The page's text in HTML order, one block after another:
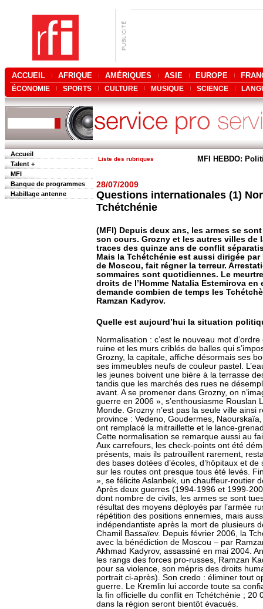
ACCUEIL AFRIQUE AMÉRIQUES ASIE EUROPE
ÉCONOMIE SPORTS CULTURE MUSIQUE SCIENCE
Accueil
Talent +
MFI
Banque de programmes
Habillage antenne
Liste des rubriques MFI HEBDO:
28/07/2009
Questions internationales (1)
Tchétchénie
(MFI) Depuis deux ans, les armes se
son cours. Grozny et les autres villes
traces des quinze ans de conflit
Mais la Tchétchénie est aussi dirigée
de Moscou, fait régner la terreur.
sommaires sont quotidiennes. Le
droits de l’Homme Natalia Estemirova
demande combien de temps les
Ramzan Kadyrov.
Quelle est aujourd’hui la situation
Normalisation : c’est le nouveau mot
ruine et les murs criblés de balles qui
Grozny, la capitale, affiche désormais ses
ses immeubles neufs de couleur pastel.
les jeunes boivent une bière à la terrasse
tandis que les marchés des rues ne
avant. A se promener dans Grozny, on
guerre en 2006 », s’enthousiasme Rouslan
Monde. Grozny n’est pas la seule ville ainsi
province : Vedeno, Goudermes,
ont remplacé la mitraillette et le lance-
Cette normalisation se remarque aussi au
Aux carrefours, les check-points ont été
présents, mais ils patrouillent rarement,
des bases dotées d’écoles, d’hôpitaux et
sur les routes ont presque tous été levés.
», se félicite Aslanbek, un chauffeur-routier
Après deux guerres (1994-1996 et 1999-
dont nombre de civils, les armes se sont
résultat des moyens déployés par l’armée
répétition des positions ennemies, mais
indépendantiste après la mort de plusieurs
Chamil Bassaïev. Depuis février 2006, la
avec la bénédiction de Moscou – par
Akhmad Kadyrov, assassiné en mai 2004.
les rangs des forces pro-russes, Ramzan
pour sa violence, son mépris des droits
portrait ci-après). Son credo : éliminer tout
guerre. Le Kremlin lui accorde toute sa
la fin officielle du conflit en Tchétchénie ;
dans la région seront bientôt évacués.